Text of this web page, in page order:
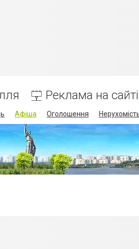
Реклама на сайті
Афіша Оголошення